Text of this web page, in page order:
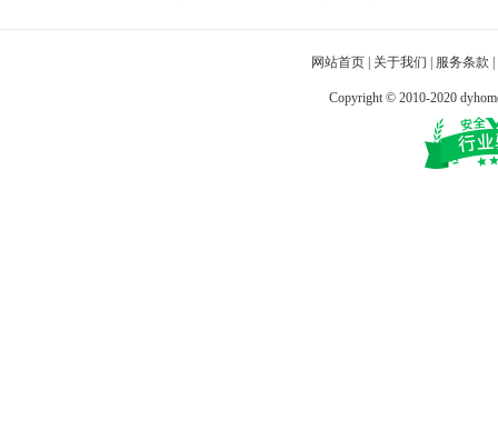
网站首页 关于我们 服务条款
Copyright © 2010-2020